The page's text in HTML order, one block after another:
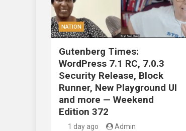
NATION
Gutenberg Times:
WordPress 7.1 RC, 7.0.3
Security Release, Block
Runner, New Playground UI
and more — Weekend
Edition 372
1 day ago Admin